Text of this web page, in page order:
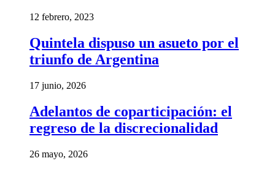
12 febrero, 2023
Quintela dispuso un asueto por el
triunfo de Argentina
17 junio, 2026
Adelantos de coparticipación: el
regreso de la discrecionalidad
26 mayo, 2026